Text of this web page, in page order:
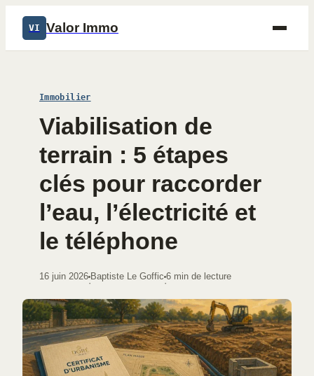
VI Valor Immo
Immobilier
Viabilisation de
terrain : 5 étapes
clés pour raccorder
l’eau, l’électricité et
le téléphone
16 juin 2026
·
Baptiste Le Goffic
·
6 min de lecture